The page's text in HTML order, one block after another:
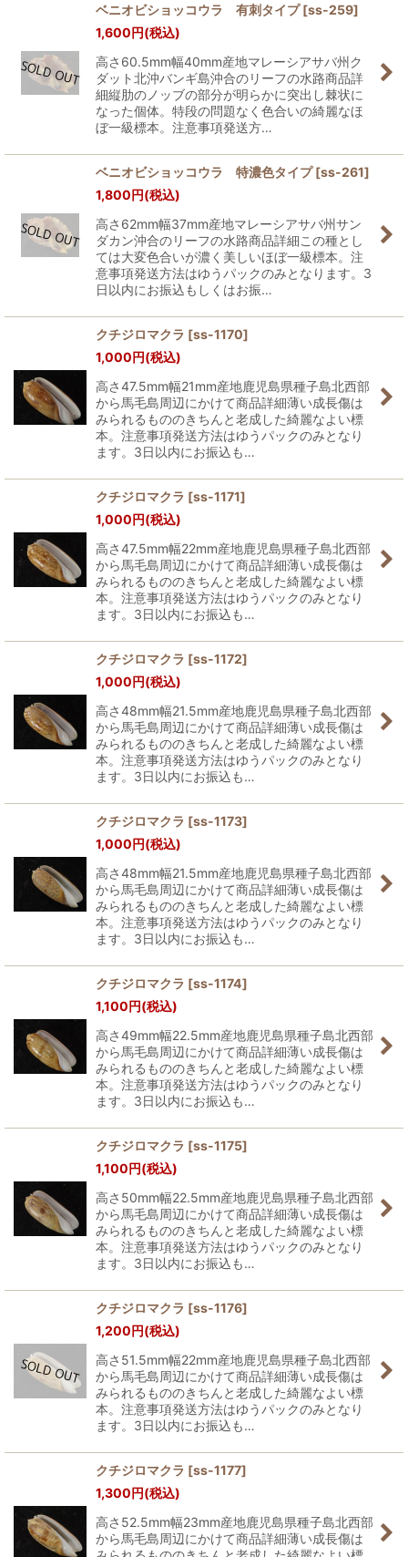
ベニオビショッコウラ 有刺タイプ [ss-259]
1,600円(税込)
高さ60.5mm幅40mm産地マレーシアサバ州ク
ダット北沖バンギ島沖合のリーフの水路商品詳
細縦肋のノッブの部分が明らかに突出し棘状に
なった個体。特段の問題なく色合いの綺麗なほ
ぼ一級標本。注意事項発送方…
ベニオビショッコウラ 特濃色タイプ [ss-261]
1,800円(税込)
高さ62mm幅37mm産地マレーシアサバ州サン
ダカン沖合のリーフの水路商品詳細この種とし
ては大変色合いが濃く美しいほぼ一級標本。注
意事項発送方法はゆうパックのみとなります。3
日以内にお振込もしくはお振…
クチジロマクラ [ss-1170]
1,000円(税込)
高さ47.5mm幅21mm産地鹿児島県種子島北西部
から馬毛島周辺にかけて商品詳細薄い成長傷は
みられるもののきちんと老成した綺麗なよい標
本。注意事項発送方法はゆうパックのみとなり
ます。3日以内にお振込も…
クチジロマクラ [ss-1171]
1,000円(税込)
高さ47.5mm幅22mm産地鹿児島県種子島北西部
から馬毛島周辺にかけて商品詳細薄い成長傷は
みられるもののきちんと老成した綺麗なよい標
本。注意事項発送方法はゆうパックのみとなり
ます。3日以内にお振込も…
クチジロマクラ [ss-1172]
1,000円(税込)
高さ48mm幅21.5mm産地鹿児島県種子島北西部
から馬毛島周辺にかけて商品詳細薄い成長傷は
みられるもののきちんと老成した綺麗なよい標
本。注意事項発送方法はゆうパックのみとなり
ます。3日以内にお振込も…
クチジロマクラ [ss-1173]
1,000円(税込)
高さ48mm幅21.5mm産地鹿児島県種子島北西部
から馬毛島周辺にかけて商品詳細薄い成長傷は
みられるもののきちんと老成した綺麗なよい標
本。注意事項発送方法はゆうパックのみとなり
ます。3日以内にお振込も…
クチジロマクラ [ss-1174]
1,100円(税込)
高さ49mm幅22.5mm産地鹿児島県種子島北西部
から馬毛島周辺にかけて商品詳細薄い成長傷は
みられるもののきちんと老成した綺麗なよい標
本。注意事項発送方法はゆうパックのみとなり
ます。3日以内にお振込も…
クチジロマクラ [ss-1175]
1,100円(税込)
高さ50mm幅22.5mm産地鹿児島県種子島北西部
から馬毛島周辺にかけて商品詳細薄い成長傷は
みられるもののきちんと老成した綺麗なよい標
本。注意事項発送方法はゆうパックのみとなり
ます。3日以内にお振込も…
クチジロマクラ [ss-1176]
1,200円(税込)
高さ51.5mm幅22mm産地鹿児島県種子島北西部
から馬毛島周辺にかけて商品詳細薄い成長傷は
みられるもののきちんと老成した綺麗なよい標
本。注意事項発送方法はゆうパックのみとなり
ます。3日以内にお振込も…
クチジロマクラ [ss-1177]
1,300円(税込)
高さ52.5mm幅23mm産地鹿児島県種子島北西部
から馬毛島周辺にかけて商品詳細薄い成長傷は